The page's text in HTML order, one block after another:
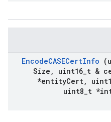
EncodeCASECertInfo
Size , uint16 t &
*entityCert,
uint8 t